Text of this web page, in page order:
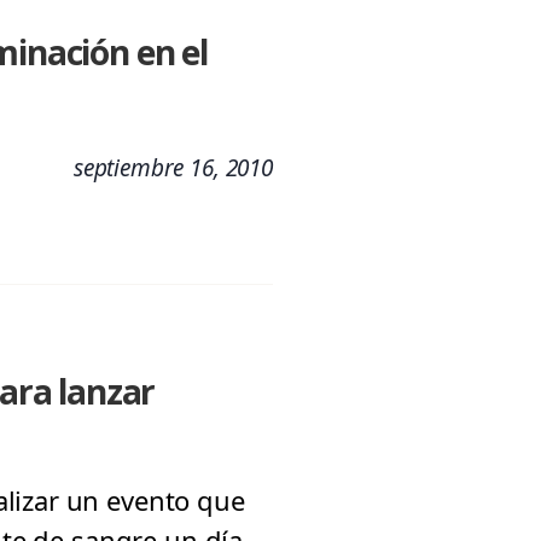
en el
septiembre 16, 2010
lanzar
un evento que